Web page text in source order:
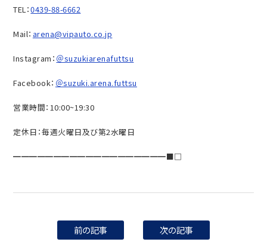
TEL：0439-88-6662
Mail： arena@vipauto.co.jp
Instagram： ＠suzukiarenafuttsu
Facebook： ＠suzuki.arena.futtsu
営業時間：10:00~19:30
定休日：毎週火曜日及び第2水曜日
━━━━━━━━━━━━━━━━━━━■□
前の記事 次の記事